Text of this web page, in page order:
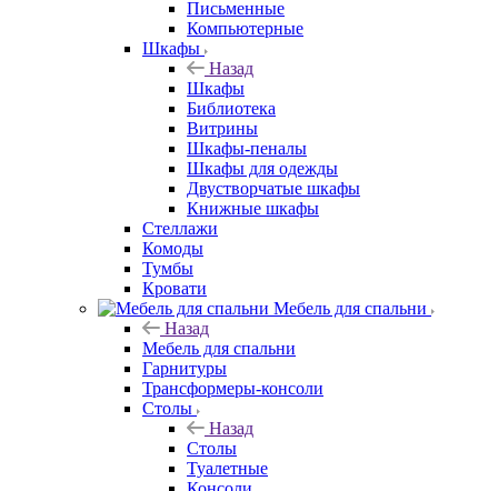
Письменные
Компьютерные
Шкафы
Назад
Шкафы
Библиотека
Витрины
Шкафы-пеналы
Шкафы для одежды
Двустворчатые шкафы
Книжные шкафы
Стеллажи
Комоды
Тумбы
Кровати
Мебель для спальни
Назад
Мебель для спальни
Гарнитуры
Трансформеры-консоли
Столы
Назад
Столы
Туалетные